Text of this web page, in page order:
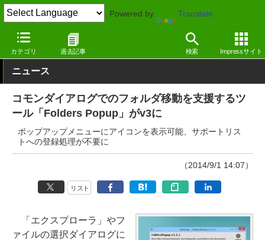
Powered by Translate
カテゴリ 過去記事 検索 Impressサイト
窓の杜 システム・ファイル Windows
ニュース
コモンダイアログでのフォルダ移動を支援するツ
ール「Folders Popup」がv3に
ポップアップメニューにアイコンを表示可能、サポートリス
トへの登録処理が不要に
（2014/9/1 14:07）
リスト
「エクスプローラ」やフ
ァイルの選択ダイアログに